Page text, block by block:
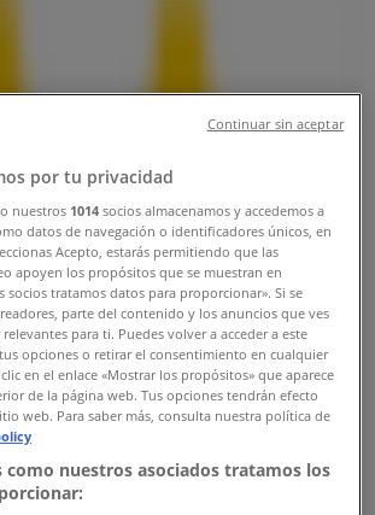
ドナルド»
| 宮城県仙台市宮城野区榴岡2-1-25
0576
0576
ルド>のカタログ・クーポンの掲載を開
por tu privacidad
nuestros 1014 socios almacenamos y accedemos a
datos de navegación o identificadores únicos, en
Acepto, estarás permitiendo que las
apoyen los propósitos que se muestran en
socios tratamos datos para proporcionar». Si se
parte del contenido y los anuncios que ves
para ti. Puedes volver a acceder a este
opciones o retirar el consentimiento en cualquier
en el enlace «Mostrar los propósitos» que aparece
de la página web. Tus opciones tendrán efecto
web. Para saber más, consulta nuestra política de
nuestros asociados tratamos los
Continuar sin aceptar